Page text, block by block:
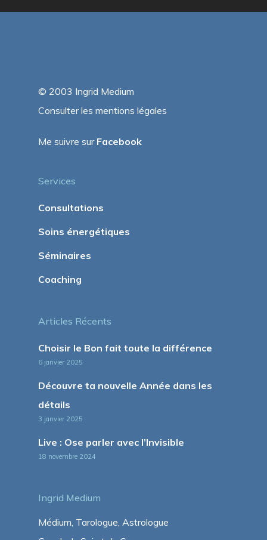
© 2003 Ingrid Medium
Consulter les mentions légales
Me suivre sur Facebook
Services
Consultations
Soins énergétiques
Séminaires
Coaching
Articles Récents
Choisir le Bon fait toute la différence
6 janvier 2025
Découvre ta nouvelle Année dans les
détails
3 janvier 2025
Live : Ose parler avec l’Invisible
18 novembre 2024
Ingrid Medium
Médium, Tarologue, Astrologue